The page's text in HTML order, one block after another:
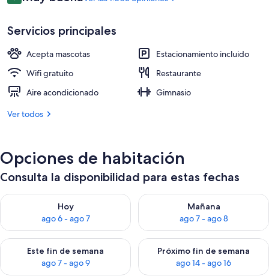
Exterior
US$ 52
Servicios principales
Acepta mascotas
Estacionamiento incluido
Wifi gratuito
Restaurante
Aire acondicionado
Gimnasio
Ver todos
Opciones de habitación
Consulta la disponibilidad para estas fechas
Hoy
ago 6 - ago 7
Consulta la disponibilidad para hoy ago 6 - ago 7
Mañana
ago 7 - ago 8
Consulta la disponibilidad
Este fin de semana
ago 7 - ago 9
Consulta la disponibilidad para este fin de semana ago 7 -
Próximo fin de semana
ago 14 - ago 16
Consulta la disponibilidad